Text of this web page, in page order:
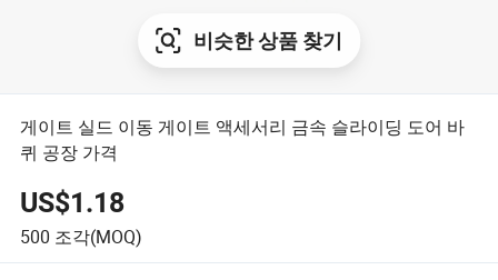
비슷한 상품 찾기
게이트 실드 이동 게이트 액세서리 금속 슬라이딩 도어 바
퀴 공장 가격
US$1.18
500 조각(MOQ)